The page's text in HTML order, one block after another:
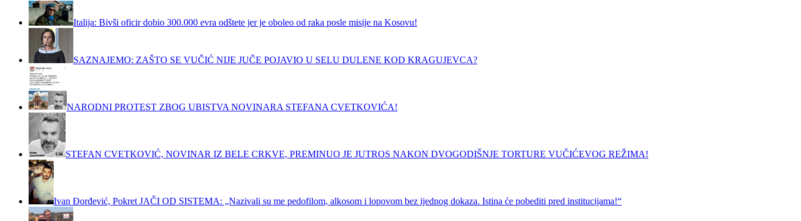
Italija: Bivši oficir dobio 300.000 evra odštete jer je oboleo od raka posle misije na Kosovu!
SAZNAJEMO: ZAŠTO SE VUČIĆ NIJE JUČE POJAVIO U SELU DULENE KOD KRAGUJEVCA?
NARODNI PROTEST ZBOG UBISTVA NOVINARA STEFANA CVETKOVIĆA!
STEFAN CVETKOVIĆ, NOVINAR IZ BELE CRKVE, PREMINUO JE JUTROS NAKON DVOGODIŠNJE TORTURE VUČIĆEVOG REŽIMA!
Ivan Đorđević, Pokret JAČI OD SISTEMA: „Nazivali su me pedofilom, alkosom i lopovom bez ijednog dokaza. Istina će pobediti pred institucijama!“